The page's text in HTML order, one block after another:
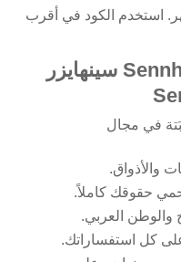
استخدم الكود في أقرب
مميزات التسوق من Sennheiser سينهايزر
في مجال
والأذواق.
حقوقك كاملاً.
والوطن العربي.
كل استفساراتك.